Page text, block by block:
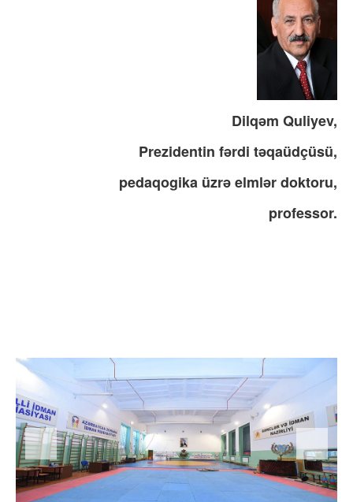
Dilqəm Quliyev,
Prezidentin fərdi təqaüdçüsü,
pedaqogika üzrə elmlər doktoru,
professor.